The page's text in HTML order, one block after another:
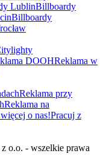
LublinBillboardy
Billboardy
DOOHReklama w
Reklama przy
Reklama na
o nas!Pracuj z
o.o. - wszelkie prawa